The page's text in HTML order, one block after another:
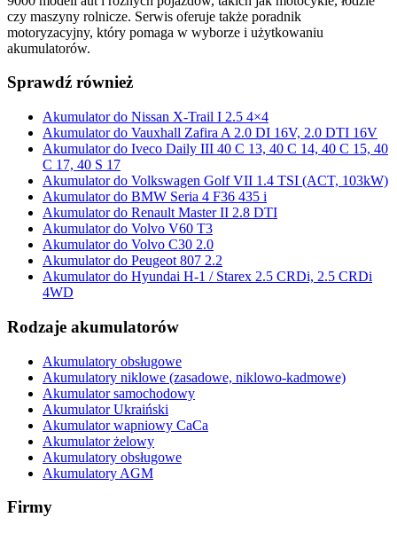
czy maszyny rolnicze. Serwis oferuje także poradnik
motoryzacyjny, który pomaga w wyborze i użytkowaniu
akumulatorów.
Sprawdź również
Akumulator do Nissan X-Trail I 2.5 4×4
Akumulator do Vauxhall Zafira A 2.0 DI 16V, 2.0 DTI 16V
Akumulator do Iveco Daily III 40 C 13, 40 C 14, 40 C 15, 40
C 17, 40 S 17
Akumulator do Volkswagen Golf VII 1.4 TSI (ACT, 103kW)
Akumulator do BMW Seria 4 F36 435 i
Akumulator do Renault Master II 2.8 DTI
Akumulator do Volvo V60 T3
Akumulator do Volvo C30 2.0
Akumulator do Peugeot 807 2.2
Akumulator do Hyundai H-1 / Starex 2.5 CRDi, 2.5 CRDi
4WD
Rodzaje akumulatorów
Akumulatory obsługowe
Akumulatory niklowe (zasadowe, niklowo-kadmowe)
Akumulator samochodowy
Akumulator Ukraiński
Akumulator wapniowy CaCa
Akumulator żelowy
Akumulatory obsługowe
Akumulatory AGM
Firmy